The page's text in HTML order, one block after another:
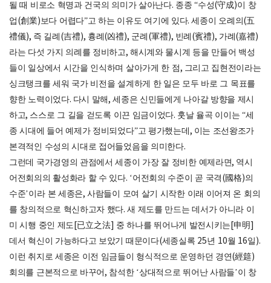
될 때 비로소 혁명과 건국의 의미가 살아난다. 종종 “수성(守成)이 창
업 (創業)보다 어렵다”고 하는 이유도 여기에 있다.세종이 오례의 (五
禮儀), 즉 길례 (吉禮), 흉례 (凶禮), 군례 (軍禮), 빈례 (賓禮), 가례 (嘉禮)
라는 다섯 가지 의례를 정비하고, 해시계와 물시계 등을 만들어 백성
들이 일상에서 시간을 인식하며 살아가게 한 점, 그리고 집현전이라는
싱크탱크를 세워 국가 비전을 설계하게 한 일은 모두 바로 그 목표를
향한 노력이었다. 다시 말해,세종은 신민들에게 나아갈 방향을 제시
하고, 스스로 그 길을 걷도록 이끈 임금이었다. 훗날 율곡 이이는“세
종 시대에 들어 예제가 정비되었다”고 평가했는데 , 이는 조선왕조가
본격적인 수성의 시대로 접어들었음을 의미한다.
그런데 국가경영의 관점에서 세종이 가장 잘 정비한 예제라면, 역시
어전회의의 활성화라 할 수 있다. ‘어전회의 수준이 곧 국격 ( 國格)의
수준’이라 본 세종은,사람들이 모여 살기 시작한 이래 이어져 온 회의
를 창의적으로 혁신하고자 했다.새 제도를 만드는 데서가 아니라 이
미 시행 중인 제도 已立之法 중 하나를 뛰어나게 발전시키는 [申明
데서 혁신이 가능하다고 보았기 때문이다(세종실록 25년 10월 16일 ).
이런 취지로 세종은 이전 임금들이 형식적으로 운영하던 경연(經筵)
회의를 근본적으로 바꾸어, 참석한 ‘상대적으로 뛰어난 사람들’이 창